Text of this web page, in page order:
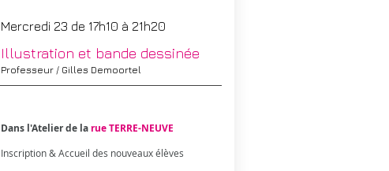
Mercredi 23 de 17h10 à 21h20
Illustration et bande dessinée
Professeur / Gilles Demoortel
Dans l'Atelier de la rue TERRE-NEUVE
Inscription & Accueil des nouveaux élèves